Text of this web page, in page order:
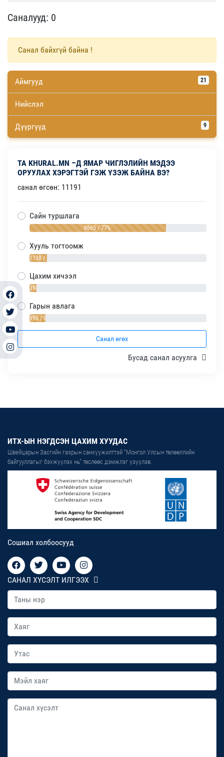
Саналууд: 0
Санал байхгүй байна !
Аймгууд 21
Нийслэл
Дүүргүүд 9
ТА KHURAL.MN –Д ЯМАР ЧИГЛЭЛИЙН МЭДЭЭ
ОРУУЛАХ ХЭРЭГТЭЙ ГЭЖ ҮЗЭЖ БАЙНА ВЭ?
санал өгсөн: 11191
Сайн туршлага
8665 / 77%
Хууль тогтоомж
1138 / 10%
Цахим хичээл
393 / 4%
Гарын авлага
995 / 9%
Санал өгөх
Бусад санал асуулга
ИТХ-ЫН НЭГДСЭН ЦАХИМ ХУУДАС
Швейцарын Засгийн газрын санхүүжилттэй “Монгол Улсын төлөөллийн
байгууллагыг бэхжүүлэх нь” төслөөс дэмжлэг үзүүлэв.
Сошиал холбоосууд
САНАЛ ХҮСЭЛТ ИЛГЭЭХ